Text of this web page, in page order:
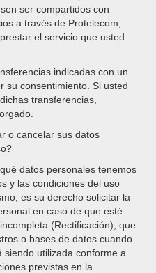
producto
SS4452
precios:
desde
$0.00
$2,349.00
OPCIONES
Este
producto
tiene
variantes.
Las
opciones
se
pueden
elegir
en
la
página
de
ser compartidos con
a través de Protelecom,
el servicio que usted
indicadas con un
su consentimiento. Si usted
transferencias,
o cancelar sus datos
datos personales tenemos
y las condiciones del uso
es su derecho solicitar la
en caso de que esté
(Rectificación); que
o bases de datos cuando
utilizada conforme a
previstas en la